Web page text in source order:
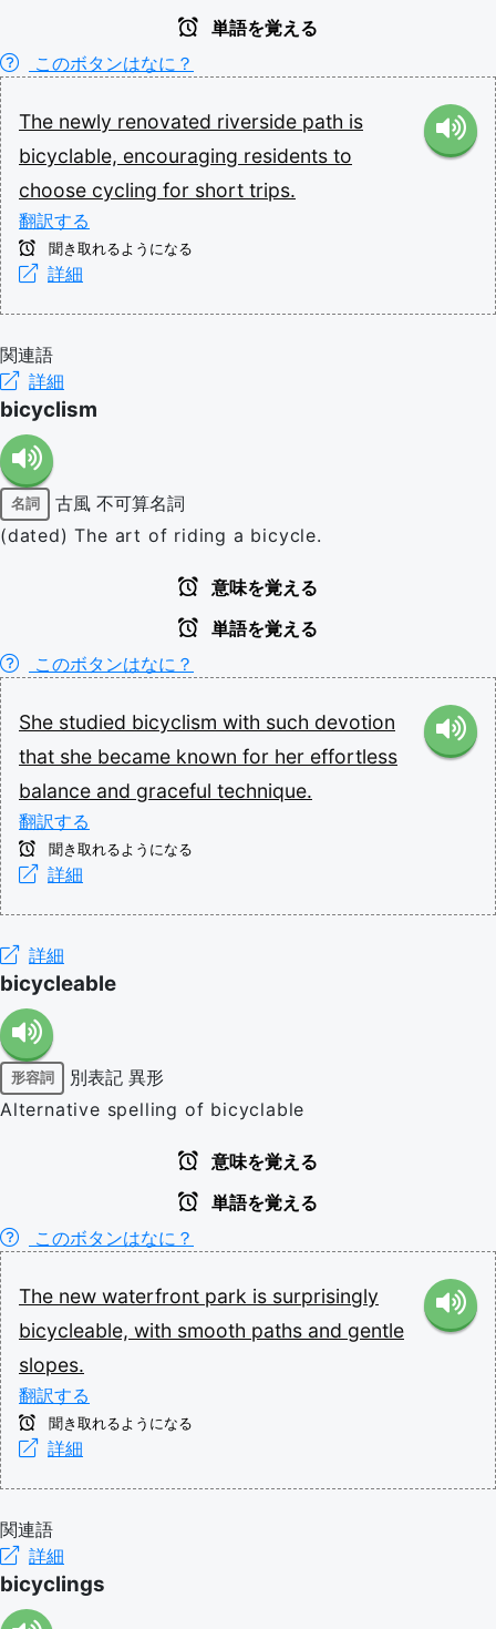
単語を覚える
このボタンはなに？
The newly renovated riverside path is
bicyclable, encouraging residents to
choose cycling for short trips.
翻訳する
聞き取れるようになる
詳細
関連語
詳細
bicyclism
名詞 古風 不可算名詞
(dated) The art of riding a bicycle.
意味を覚える
単語を覚える
このボタンはなに？
She studied bicyclism with such devotion
that she became known for her effortless
balance and graceful technique.
翻訳する
聞き取れるようになる
詳細
詳細
bicycleable
形容詞 別表記 異形
Alternative spelling of bicyclable
意味を覚える
単語を覚える
このボタンはなに？
The new waterfront park is surprisingly
bicycleable, with smooth paths and gentle
slopes.
翻訳する
聞き取れるようになる
詳細
関連語
詳細
bicyclings